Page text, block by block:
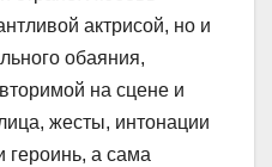
актрисой, но и
обаяния,
на сцене и
жесты, интонации
героинь, а сама